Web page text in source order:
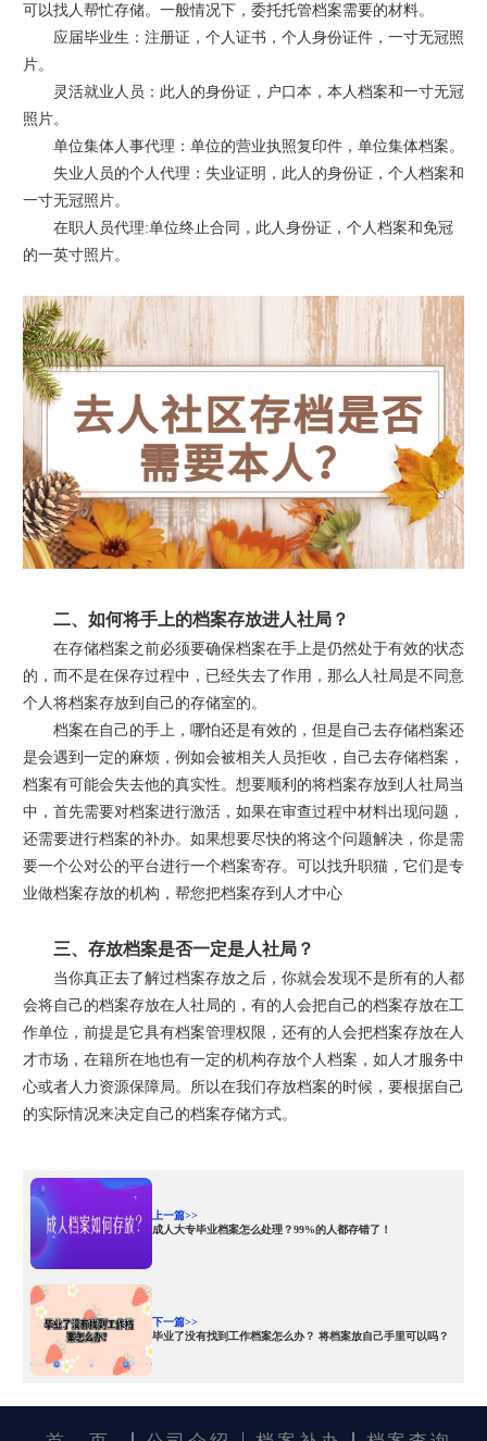
可以找人帮忙存储。一般情况下，委托托管档案需要的材料。
应届毕业生：注册证，个人证书，个人身份证件，一寸无冠照
片。
灵活就业人员：此人的身份证，户口本，本人档案和一寸无冠
照片。
单位集体人事代理：单位的营业执照复印件，单位集体档案。
失业人员的个人代理：失业证明，此人的身份证，个人档案和
一寸无冠照片。
在职人员代理:单位终止合同，此人身份证，个人档案和免冠
的一英寸照片。
二、如何将手上的档案存放进人社局？
在存储档案之前必须要确保档案在手上是仍然处于有效的状态
的，而不是在保存过程中，已经失去了作用，那么人社局是不同意
个人将档案存放到自己的存储室的。
档案在自己的手上，哪怕还是有效的，但是自己去存储档案还
是会遇到一定的麻烦，例如会被相关人员拒收，自己去存储档案，
档案有可能会失去他的真实性。想要顺利的将档案存放到人社局当
中，首先需要对档案进行激活，如果在审查过程中材料出现问题，
还需要进行档案的补办。如果想要尽快的将这个问题解决，你是需
要一个公对公的平台进行一个档案寄存。可以找升职猫，它们是专
业做档案存放的机构，帮您把档案存到人才中心
三、存放档案是否一定是人社局？
当你真正去了解过档案存放之后，你就会发现不是所有的人都
会将自己的档案存放在人社局的，有的人会把自己的档案存放在工
作单位，前提是它具有档案管理权限，还有的人会把档案存放在人
才市场，在籍所在地也有一定的机构存放个人档案，如人才服务中
心或者人力资源保障局。所以在我们存放档案的时候，要根据自己
的实际情况来决定自己的档案存储方式。
上一篇>>
成人大专毕业档案怎么处理？99%的人都存错了！
下一篇>>
毕业了没有找到工作档案怎么办？ 将档案放自己手里可以吗？